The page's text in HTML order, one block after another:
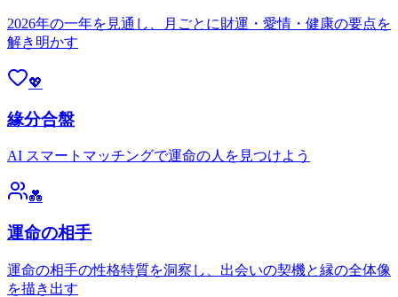
2026年の一年を見通し、月ごとに財運・愛情・健康の要点を
解き明かす
💖
緣分合盤
AI スマートマッチングで運命の人を見つけよう
💑
運命の相手
運命の相手の性格特質を洞察し、出会いの契機と縁の全体像
を描き出す